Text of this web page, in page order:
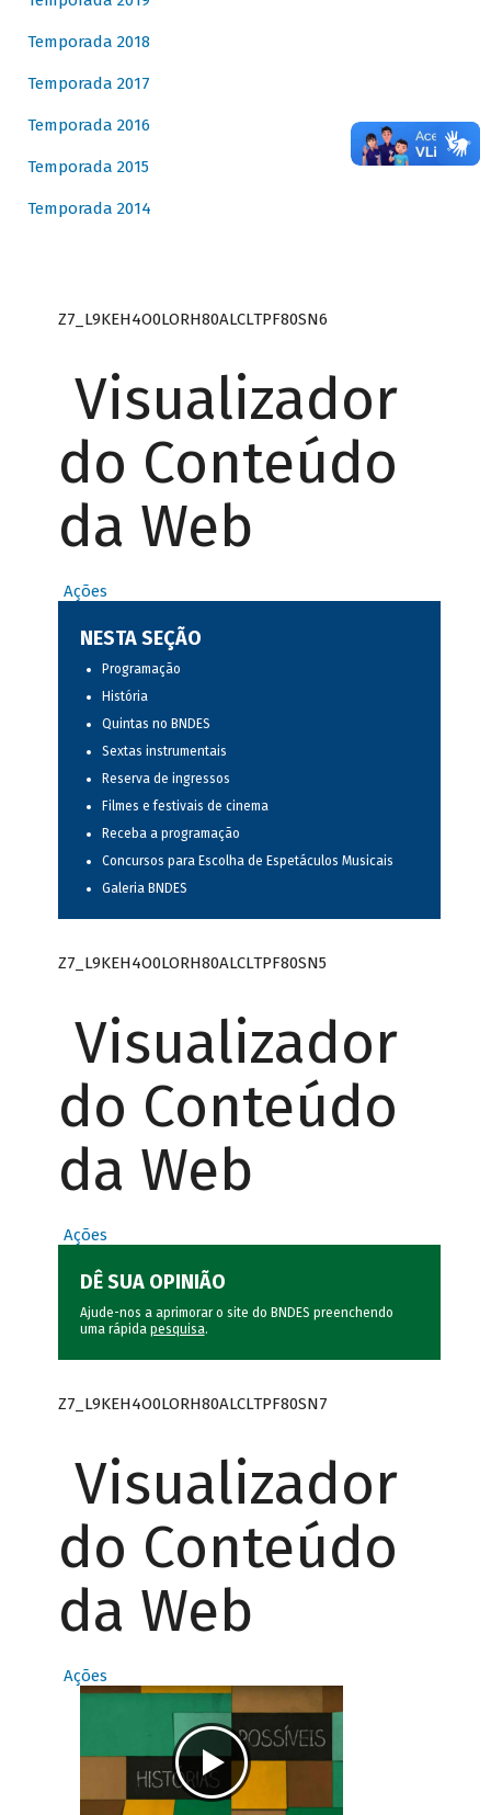
Temporada 2018
Temporada 2017
Temporada 2016
Temporada 2015
Temporada 2014
Z7_L9KEH4O0LORH80ALCLTPF80SN6
Visualizador
do Conteúdo
da Web
Ações
NESTA SEÇÃO
Programação
História
Quintas no BNDES
Sextas instrumentais
Reserva de ingressos
Filmes e festivais de cinema
Receba a programação
Concursos para Escolha de Espetáculos Musicais
Galeria BNDES
Z7_L9KEH4O0LORH80ALCLTPF80SN5
Visualizador
do Conteúdo
da Web
Ações
DÊ SUA OPINIÃO
Ajude-nos a aprimorar o site do BNDES preenchendo
uma rápida pesquisa.
Z7_L9KEH4O0LORH80ALCLTPF80SN7
Visualizador
do Conteúdo
da Web
Ações